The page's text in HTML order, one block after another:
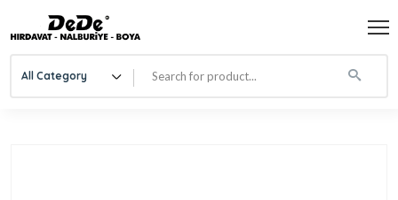
All Category